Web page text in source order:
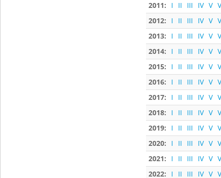
2011:
I II III IV V
2012:
I II III IV V
2013:
I II III IV V
2014:
I II III IV V
2015:
I II III IV V
2016:
I II III IV V
2017:
I II III IV V
2018:
I II III IV V
2019:
I II III IV V
2020:
I II III IV V
2021:
I II III IV V
2022:
I II III IV V